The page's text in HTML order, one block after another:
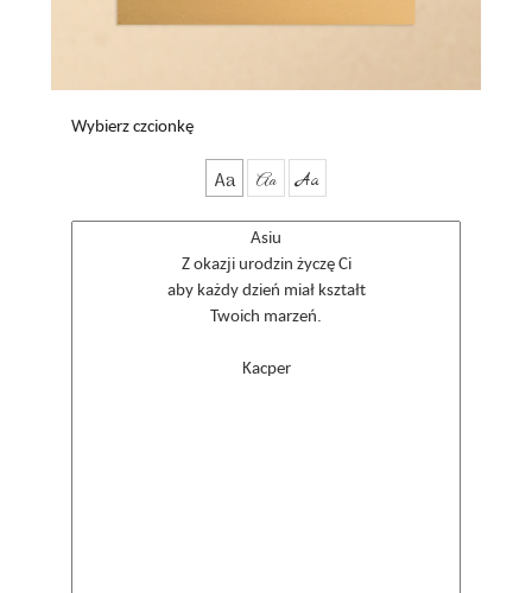
Wybierz czcionkę
Aa Aa Aa